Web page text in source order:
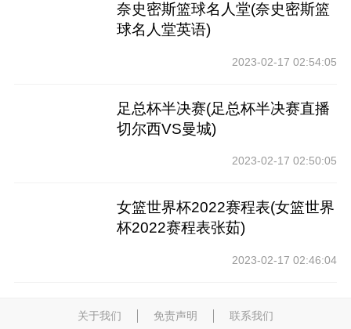
奈史密斯篮球名人堂(奈史密斯篮
球名人堂英语)
2023-02-17 02:54:05
足总杯半决赛(足总杯半决赛直播
切尔西VS曼城)
2023-02-17 02:50:05
女篮世界杯2022赛程表(女篮世界
杯2022赛程表张茹)
2023-02-17 02:46:04
关于我们 免责声明 联系我们